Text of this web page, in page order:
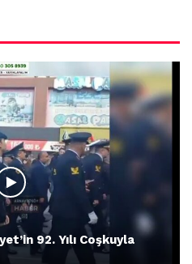
92. Yılı Coşkuyla